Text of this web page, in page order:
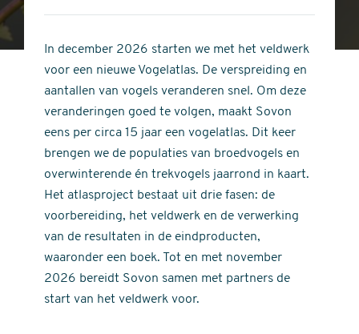
stars
of
stars
In december 2026 starten we met het veldwerk
voor een nieuwe Vogelatlas. De verspreiding en
aantallen van vogels veranderen snel. Om deze
veranderingen goed te volgen, maakt Sovon
eens per circa 15 jaar een vogelatlas. Dit keer
brengen we de populaties van broedvogels en
overwinterende én trekvogels jaarrond in kaart.
Het atlasproject bestaat uit drie fasen: de
voorbereiding, het veldwerk en de verwerking
van de resultaten in de eindproducten,
waaronder een boek. Tot en met november
2026 bereidt Sovon samen met partners de
start van het veldwerk voor.